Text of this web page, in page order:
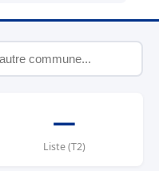
—
Liste (T2)